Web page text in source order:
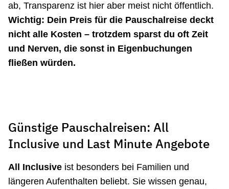
ab, Transparenz ist hier aber meist nicht öffentlich.
Wichtig: Dein Preis für die Pauschalreise deckt
nicht alle Kosten – trotzdem sparst du oft Zeit
und Nerven, die sonst in Eigenbuchungen
fließen würden.
Günstige Pauschalreisen: All
Inclusive und Last Minute Angebote
All Inclusive ist besonders bei Familien und
längeren Aufenthalten beliebt. Sie wissen genau,